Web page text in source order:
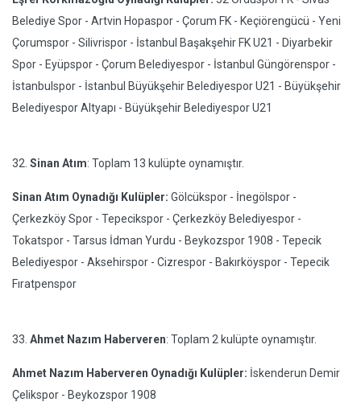
Belediye Spor - Artvin Hopaspor - Çorum FK - Keçiörengücü - Yeni
Çorumspor - Silivrispor - İstanbul Başakşehir FK U21 - Diyarbekir
Spor - Eyüpspor - Çorum Belediyespor - İstanbul Güngörenspor -
İstanbulspor - İstanbul Büyükşehir Belediyespor U21 - Büyükşehir
Belediyespor Altyapı - Büyükşehir Belediyespor U21
32. Sinan Atım: Toplam 13 kulüpte oynamıştır.
Sinan Atım Oynadığı Kulüpler: Gölcükspor - İnegölspor -
Çerkezköy Spor - Tepecikspor - Çerkezköy Belediyespor -
Tokatspor - Tarsus İdman Yurdu - Beykozspor 1908 - Tepecik
Belediyespor - Aksehirspor - Cizrespor - Bakırköyspor - Tepecik
Fıratpenspor
33. Ahmet Nazım Haberveren: Toplam 2 kulüpte oynamıştır.
Ahmet Nazım Haberveren Oynadığı Kulüpler: İskenderun Demir
Çelikspor - Beykozspor 1908